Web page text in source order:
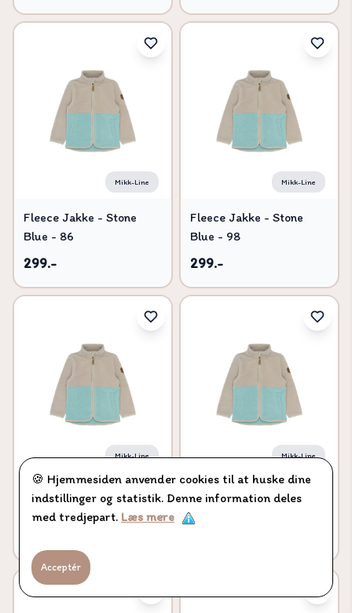
Mikk-Line
Fleece Jakke - Stone
Blue - 86
299.-
Mikk-Line
Fleece Jakke - Stone
Blue - 98
299.-
Mikk-Line
Fleece Jakke - Stone
Blue - 122
Mikk-Line
Fleece Jakke - Stone
🍪 Hjemmesiden anvender cookies til at huske dine
indstillinger og statistik. Denne information deles
med tredjepart. Læs mere
Acceptér